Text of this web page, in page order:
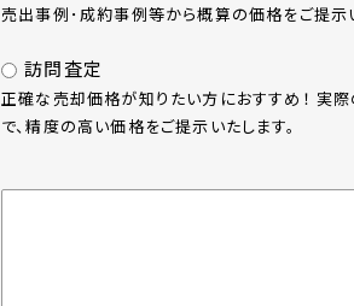
売出事例･成約事例等から概算の価格をご提示
訪問査定
正確な売却価格が知りたい方におすすめ！ 実
で、精度の高い価格をご提示いたします。